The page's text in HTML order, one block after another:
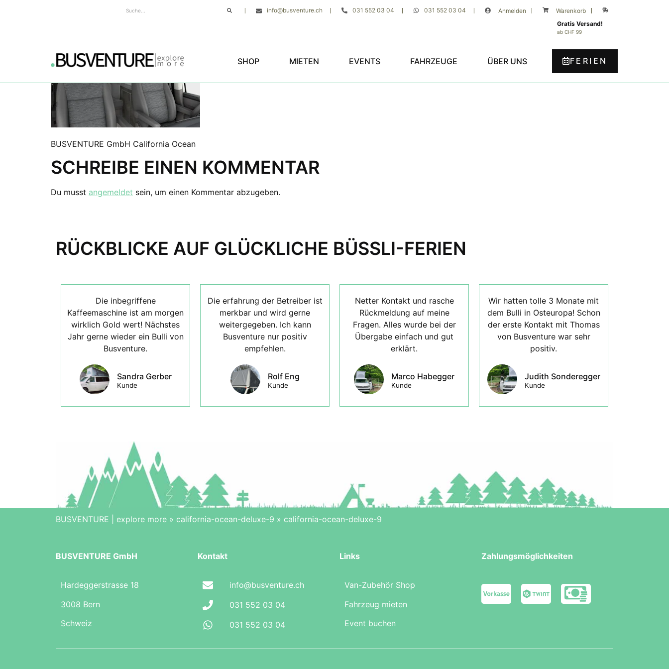
info@busventure.ch 031 552 03 04 031 552 03 04 Anmelden Warenkorb
Gratis Versand!
ab CHF 99
SHOP MIETEN EVENTS FAHRZEUGE ÜBER UNS FERIEN
BUSVENTURE GmbH California Ocean
SCHREIBE EINEN KOMMENTAR
Du musst angemeldet sein, um einen Kommentar abzugeben.
RÜCKBLICKE AUF GLÜCKLICHE BÜSSLI-FERIEN
Die inbegriffene
Kaffeemaschine ist am morgen
wirklich Gold wert! Nächstes
Jahr gerne wieder ein Bulli von
Busventure.
Sandra Gerber
Kunde
Die erfahrung der Betreiber ist
merkbar und wird gerne
weitergegeben. Ich kann
Busventure nur positiv
empfehlen.
Rolf Eng
Kunde
Netter Kontakt und rasche
Rückmeldung auf meine
Fragen. Alles wurde bei der
Übergabe einfach und gut
erklärt.
Marco Habegger
Kunde
Wir hatten tolle 3 Monate mit
dem Bulli in Osteuropa! Schon
der erste Kontakt mit Thomas
von Busventure war sehr
positiv.
Judith Sonderegger
Kunde
BUSVENTURE | explore more » california-ocean-deluxe-9 » california-ocean-deluxe-9
BUSVENTURE GmbH
Hardeggerstrasse 18
3008 Bern
Schweiz
Kontakt
info@busventure.ch
031 552 03 04
031 552 03 04
Links
Van-Zubehör Shop
Fahrzeug mieten
Event buchen
Zahlungsmöglichkeiten